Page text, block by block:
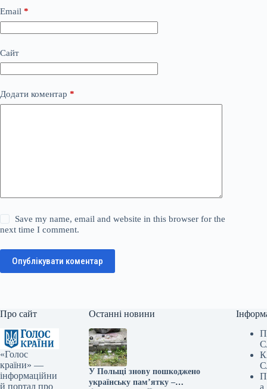
Email *
Сайт
Додати коментар *
Save my name, email and website in this browser for the
next time I comment.
Опублікувати коментар
Про сайт
«Голос
країни» —
інформаційни
й портал про
Останні новини
У Польщі знову пошкоджено
українську пам’ятку –
а